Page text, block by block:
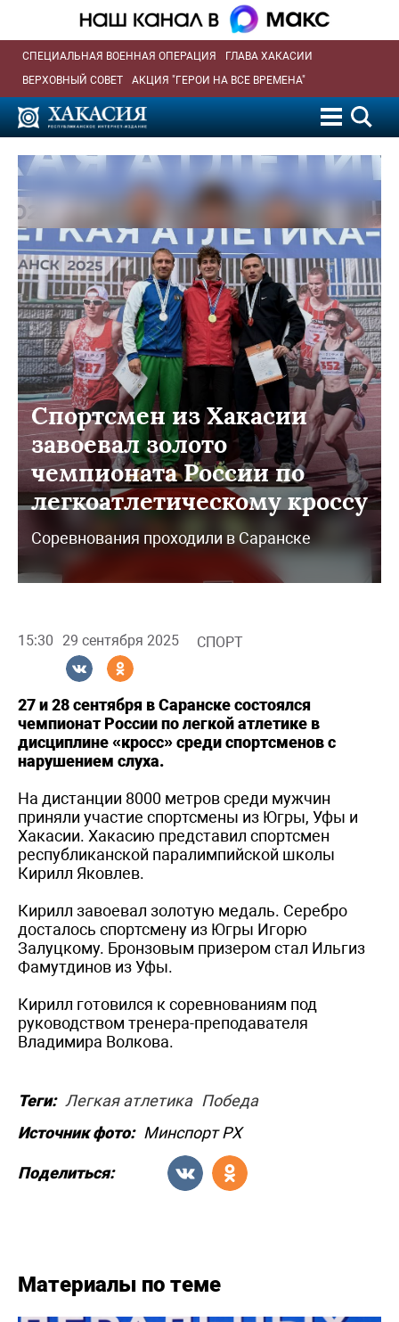
СПЕЦИАЛЬНАЯ ВОЕННАЯ ОПЕРАЦИЯ
ГЛАВА ХАКАСИИ
ВЕРХОВНЫЙ СОВЕТ
АКЦИЯ "ГЕРОИ НА ВСЕ ВРЕМЕНА"
Спортсмен из Хакасии
завоевал золото
чемпионата России по
легкоатлетическому кроссу
Соревнования проходили в Саранске
15:30 29 сентября 2025 СПОРТ
27 и 28 сентября в Саранске состоялся
чемпионат России по легкой атлетике в
дисциплине «кросс» среди спортсменов с
нарушением слуха.
На дистанции 8000 метров среди мужчин
приняли участие спортсмены из Югры, Уфы и
Хакасии. Хакасию представил спортсмен
республиканской паралимпийской школы
Кирилл Яковлев.
Кирилл завоевал золотую медаль. Серебро
досталось спортсмену из Югры Игорю
Залуцкому. Бронзовым призером стал Ильгиз
Фамутдинов из Уфы.
Кирилл готовился к соревнованиям под
руководством тренера-преподавателя
Владимира Волкова.
Теги: Легкая атлетика Победа
Источник фото: Минспорт РХ
Поделиться:
Материалы по теме